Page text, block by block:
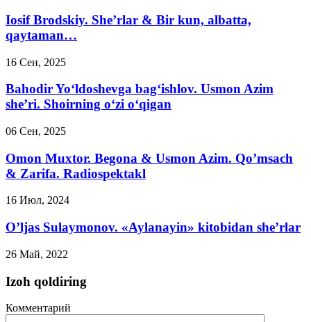
Iosif Brodskiy. She’rlar & Bir kun, albatta,
qaytaman…
16 Сен, 2025
Bahodir Yo‘ldoshevga bag‘ishlov. Usmon Azim
she’ri. Shoirning o‘zi o‘qigan
06 Сен, 2025
Omon Muxtor. Begona & Usmon Azim. Qo’msach
& Zarifa. Radiospektakl
16 Июл, 2024
O’ljas Sulaymonov. «Aylanayin» kitobidan she’rlar
26 Май, 2022
Izoh qoldiring
Комментарий